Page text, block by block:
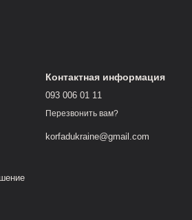
Контактная информация
093 006 01 11
Перезвонить вам?
korfadukraine@gmail.com